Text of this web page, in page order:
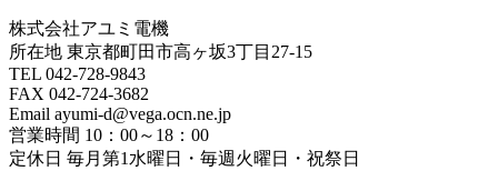
株式会社アユミ電機
所在地 東京都町田市高ヶ坂3丁目27‐15
TEL 042-728-9843
FAX 042-724-3682
Email ayumi-d@vega.ocn.ne.jp
営業時間 10：00～18：00
定休日 毎月第1水曜日・毎週火曜日・祝祭日